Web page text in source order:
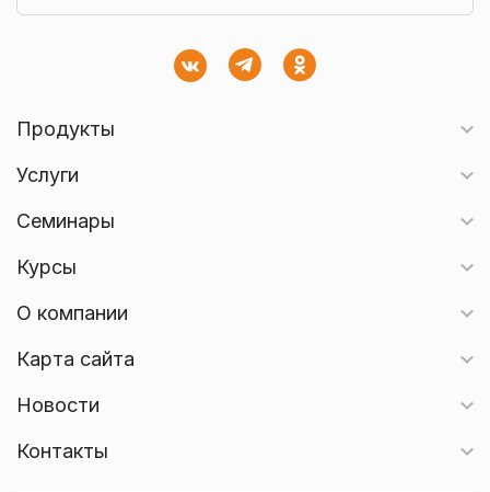
Продукты
Услуги
Семинары
Курсы
О компании
Карта сайта
Новости
Контакты